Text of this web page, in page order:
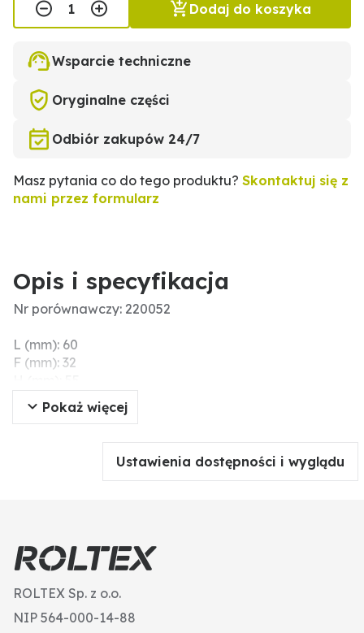
Dodaj do koszyka
Wsparcie techniczne
Oryginalne części
Odbiór zakupów 24/7
Masz pytania co do tego produktu? Skontaktuj się z
nami przez formularz
Opis i specyfikacja
Nr porównawczy: 220052
L (mm): 60
F (mm): 32
M (cale): 1 1/4"
D (mm): 59
Pokaż więcej
Ustawienia dostępności i wyglądu
ROLTEX Sp. z o.o.
NIP 564-000-14-88